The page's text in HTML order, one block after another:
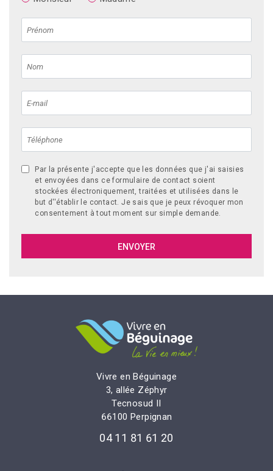
Par la présente j'accepte que les données que j'ai saisies
et envoyées dans ce formulaire de contact soient
stockées électroniquement, traitées et utilisées dans le
but d''établir le contact. Je sais que je peux révoquer mon
consentement à tout moment sur simple demande.
Vivre en Béguinage
3, allée Zéphyr
Tecnosud II
66100 Perpignan
04 11 81 61 20